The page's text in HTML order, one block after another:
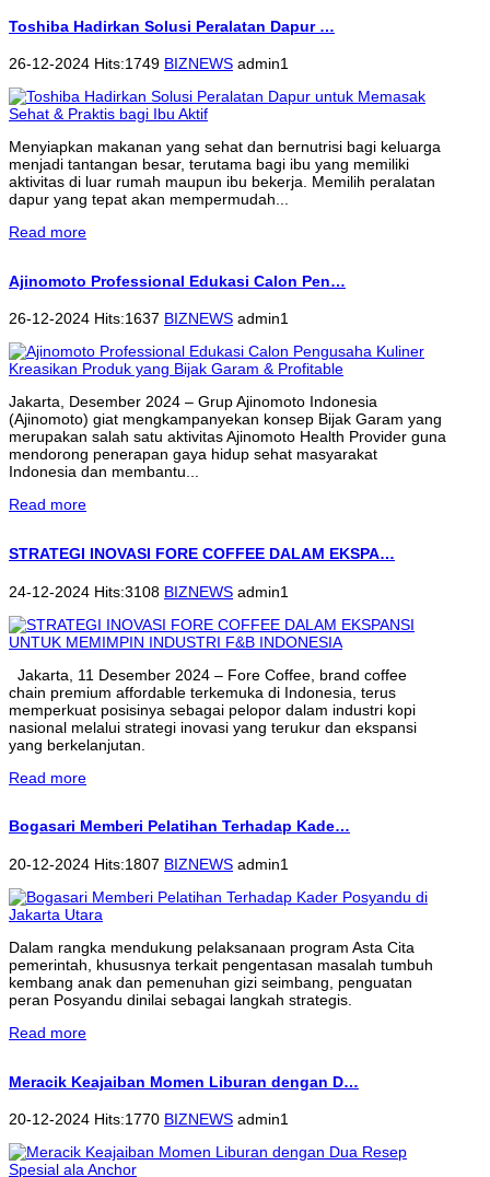
Toshiba Hadirkan Solusi Peralatan Dapur …
26-12-2024 Hits:1749 BIZNEWS admin1
Menyiapkan makanan yang sehat dan bernutrisi bagi keluarga
menjadi tantangan besar, terutama bagi ibu yang memiliki
aktivitas di luar rumah maupun ibu bekerja. Memilih peralatan
dapur yang tepat akan mempermudah...
Read more
Ajinomoto Professional Edukasi Calon Pen…
26-12-2024 Hits:1637 BIZNEWS admin1
Jakarta, Desember 2024 – Grup Ajinomoto Indonesia
(Ajinomoto) giat mengkampanyekan konsep Bijak Garam yang
merupakan salah satu aktivitas Ajinomoto Health Provider guna
mendorong penerapan gaya hidup sehat masyarakat
Indonesia dan membantu...
Read more
STRATEGI INOVASI FORE COFFEE DALAM EKSPA…
24-12-2024 Hits:3108 BIZNEWS admin1
Jakarta, 11 Desember 2024 – Fore Coffee, brand coffee
chain premium affordable terkemuka di Indonesia, terus
memperkuat posisinya sebagai pelopor dalam industri kopi
nasional melalui strategi inovasi yang terukur dan ekspansi
yang berkelanjutan.
Read more
Bogasari Memberi Pelatihan Terhadap Kade…
20-12-2024 Hits:1807 BIZNEWS admin1
Dalam rangka mendukung pelaksanaan program Asta Cita
pemerintah, khususnya terkait pengentasan masalah tumbuh
kembang anak dan pemenuhan gizi seimbang, penguatan
peran Posyandu dinilai sebagai langkah strategis.
Read more
Meracik Keajaiban Momen Liburan dengan D…
20-12-2024 Hits:1770 BIZNEWS admin1